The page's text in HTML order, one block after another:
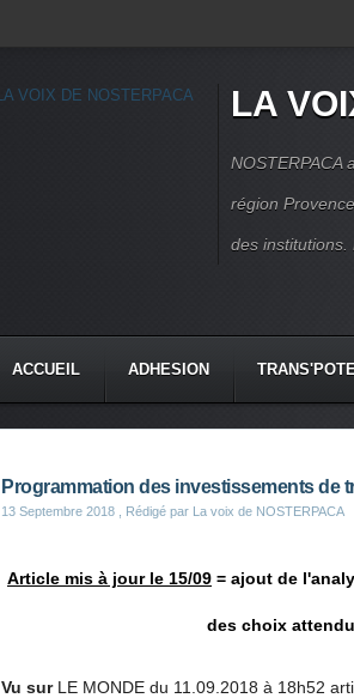
LA
NOSTERPACA
région
des institutions.
ACCUEIL ADHESION
Programmation des investissements de
13 Septembre 2018 , Rédigé par La voix de NOSTERPACA
Article mis à jour le 15/09 = ajout de
des choix
Vu sur LE MONDE du 11.09.2018 à 18h52